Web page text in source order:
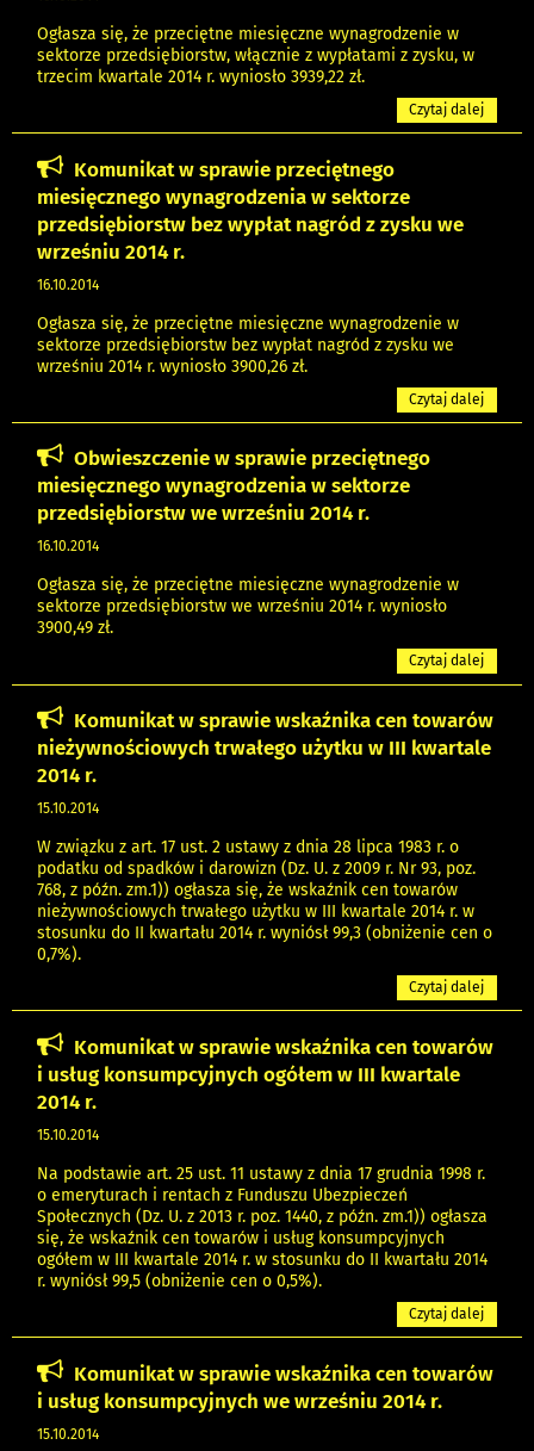
Ogłasza się, że przeciętne miesięczne wynagrodzenie w
sektorze przedsiębiorstw, włącznie z wypłatami z zysku, w
trzecim kwartale 2014 r. wyniosło 3939,22 zł.
Czytaj dalej
Komunikat w sprawie przeciętnego
miesięcznego wynagrodzenia w sektorze
przedsiębiorstw bez wypłat nagród z zysku we
wrześniu 2014 r.
16.10.2014
Ogłasza się, że przeciętne miesięczne wynagrodzenie w
sektorze przedsiębiorstw bez wypłat nagród z zysku we
wrześniu 2014 r. wyniosło 3900,26 zł.
Czytaj dalej
Obwieszczenie w sprawie przeciętnego
miesięcznego wynagrodzenia w sektorze
przedsiębiorstw we wrześniu 2014 r.
16.10.2014
Ogłasza się, że przeciętne miesięczne wynagrodzenie w
sektorze przedsiębiorstw we wrześniu 2014 r. wyniosło
3900,49 zł.
Czytaj dalej
Komunikat w sprawie wskaźnika cen towarów
nieżywnościowych trwałego użytku w III kwartale
2014 r.
15.10.2014
W związku z art. 17 ust. 2 ustawy z dnia 28 lipca 1983 r. o
podatku od spadków i darowizn (Dz. U. z 2009 r. Nr 93, poz.
768, z późn. zm.1)) ogłasza się, że wskaźnik cen towarów
nieżywnościowych trwałego użytku w III kwartale 2014 r. w
stosunku do II kwartału 2014 r. wyniósł 99,3 (obniżenie cen o
0,7%).
Czytaj dalej
Komunikat w sprawie wskaźnika cen towarów
i usług konsumpcyjnych ogółem w III kwartale
2014 r.
15.10.2014
Na podstawie art. 25 ust. 11 ustawy z dnia 17 grudnia 1998 r.
o emeryturach i rentach z Funduszu Ubezpieczeń
Społecznych (Dz. U. z 2013 r. poz. 1440, z późn. zm.1)) ogłasza
się, że wskaźnik cen towarów i usług konsumpcyjnych
ogółem w III kwartale 2014 r. w stosunku do II kwartału 2014
r. wyniósł 99,5 (obniżenie cen o 0,5%).
Czytaj dalej
Komunikat w sprawie wskaźnika cen towarów
i usług konsumpcyjnych we wrześniu 2014 r.
15.10.2014